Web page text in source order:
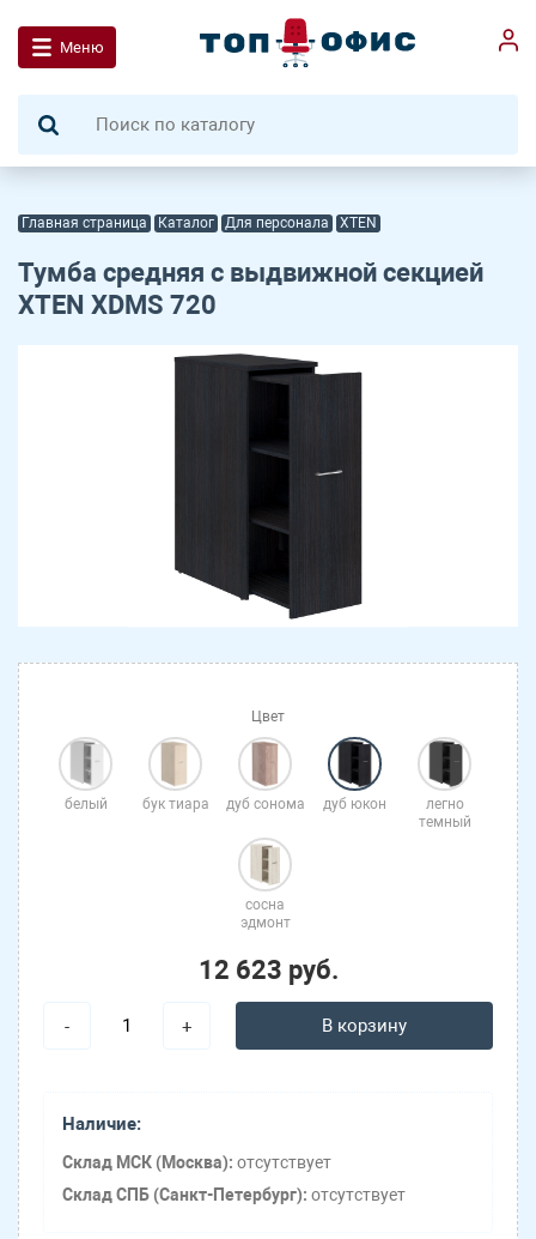
Меню
Главная страница Каталог Для персонала XTEN
Тумба средняя с выдвижной секцией
XTEN XDMS 720
Цвет
белый бук тиара дуб сонома дуб юкон
легно
темный
сосна
эдмонт
12 623 руб.
- + В корзину
Наличие:
Склад МСК (Москва): отсутствует
Склад СПБ (Санкт-Петербург): отсутствует